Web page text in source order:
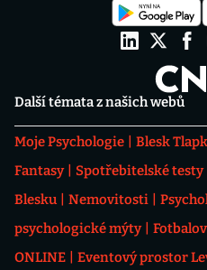
Další témata z našich webů
Moje Psychologie Blesk
Fantasy
Spotřebitelské testy
Blesku
Nemovitosti
psychologické mýty
ONLINE
Eventový prostor